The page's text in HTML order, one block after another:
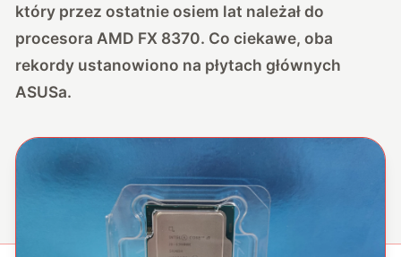
który przez ostatnie osiem lat należał do
procesora AMD FX 8370. Co ciekawe, oba
rekordy ustanowiono na płytach głównych
ASUSa.